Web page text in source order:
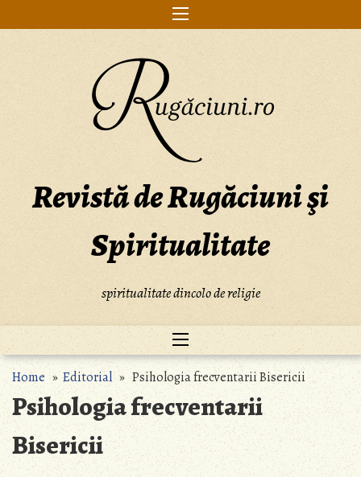
to
Revistă de Rugăciuni şi
Spiritualitate
spiritualitate dincolo de religie
Home »Editorial» Psihologia frecventarii Bisericii
Psihologia frecventarii
Bisericii